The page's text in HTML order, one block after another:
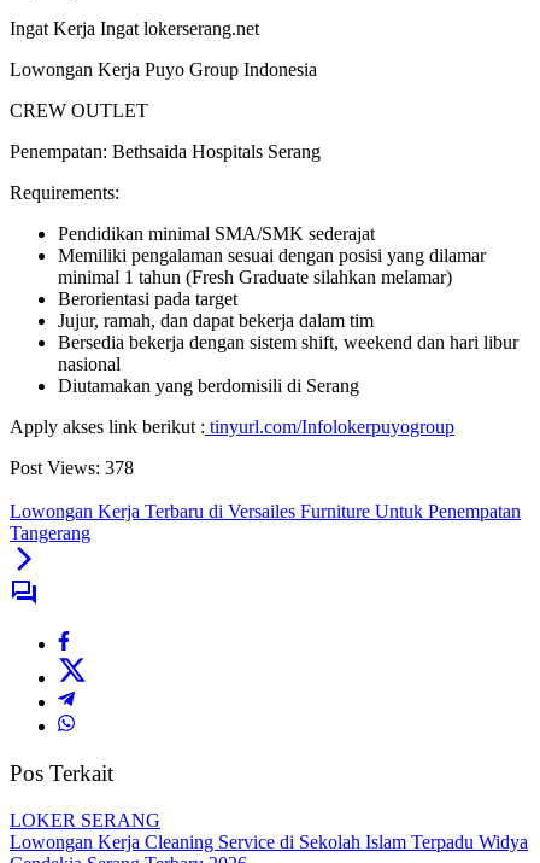
Ingat Kerja Ingat lokerserang.net
Lowongan Kerja Puyo Group Indonesia
CREW OUTLET
Penempatan: Bethsaida Hospitals Serang
Requirements:
Pendidikan minimal SMA/SMK sederajat
Memiliki pengalaman sesuai dengan posisi yang dilamar
minimal 1 tahun (Fresh Graduate silahkan melamar)
Berorientasi pada target
Jujur, ramah, dan dapat bekerja dalam tim
Bersedia bekerja dengan sistem shift, weekend dan hari libur
nasional
Diutamakan yang berdomisili di Serang
Apply akses link berikut : tinyurl.com/Infolokerpuyogroup
Post Views: 378
Lowongan Kerja Terbaru di Versailes Furniture Untuk Penempatan
Tangerang
Pos Terkait
LOKER SERANG
Lowongan Kerja Cleaning Service di Sekolah Islam Terpadu Widya